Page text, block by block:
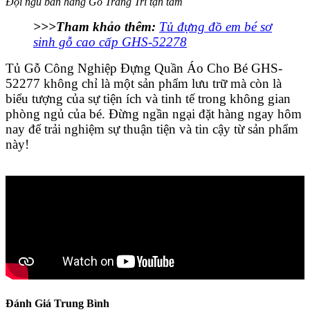
>>>Tham khảo thêm: Tủ đựng đồ em bé sơ
sinh gỗ cao cấp GHS-52278
Tủ Gỗ Công Nghiệp Đựng Quần Áo Cho Bé GHS-
52277 không chỉ là một sản phẩm lưu trữ mà còn là
biểu tượng của sự tiện ích và tinh tế trong không gian
phòng ngủ của bé. Đừng ngần ngại đặt hàng ngay hôm
nay để trải nghiệm sự thuận tiện và tin cậy từ sản phẩm
này!
Đánh Giá Trung Bình